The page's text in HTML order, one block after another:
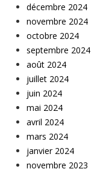
décembre 2024
novembre 2024
octobre 2024
septembre 2024
août 2024
juillet 2024
juin 2024
mai 2024
avril 2024
mars 2024
janvier 2024
novembre 2023